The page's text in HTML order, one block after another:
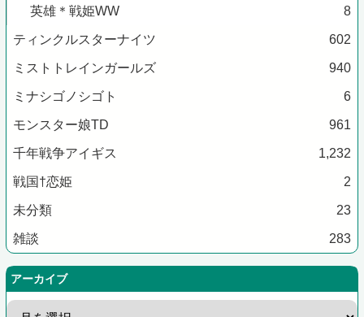
英雄＊戦姫WW 8
ティンクルスターナイツ 602
ミストトレインガールズ 940
ミナシゴノシゴト 6
モンスター娘TD 961
千年戦争アイギス 1,232
戦国†恋姫 2
未分類 23
雑談 283
アーカイブ